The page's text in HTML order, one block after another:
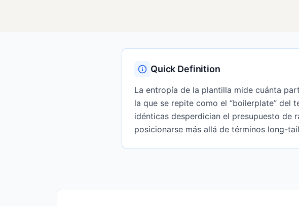
Quick Definition
La entropía de la plantilla mide cuánta
la que se repite como el “boilerplate” del
idénticas desperdician el presupuesto de
posicionarse más allá de términos long-